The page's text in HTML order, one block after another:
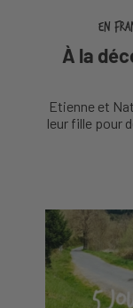
En
À la
Etienne et
leur fille pour